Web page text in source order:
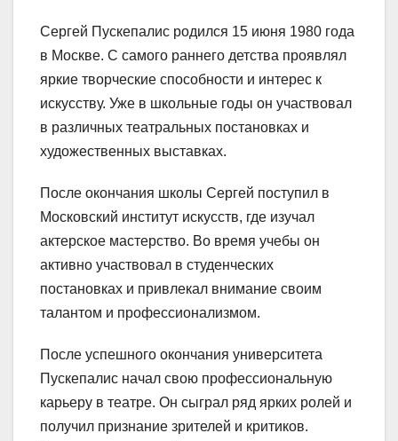
Сергей Пускепалис родился 15 июня 1980 года
в Москве. С самого раннего детства проявлял
яркие творческие способности и интерес к
искусству. Уже в школьные годы он участвовал
в различных театральных постановках и
художественных выставках.
После окончания школы Сергей поступил в
Московский институт искусств, где изучал
актерское мастерство. Во время учебы он
активно участвовал в студенческих
постановках и привлекал внимание своим
талантом и профессионализмом.
После успешного окончания университета
Пускепалис начал свою профессиональную
карьеру в театре. Он сыграл ряд ярких ролей и
получил признание зрителей и критиков.